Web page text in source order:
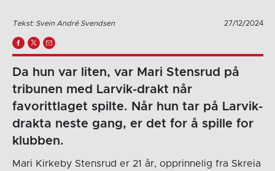
Tekst: Svein André Svendsen 27/12/2024
Da hun var liten, var Mari Stensrud på
tribunen med Larvik-drakt når
favorittlaget spilte. Når hun tar på Larvik-
drakta neste gang, er det for å spille for
klubben.
Mari Kirkeby Stensrud er 21 år, opprinnelig fra Skreia